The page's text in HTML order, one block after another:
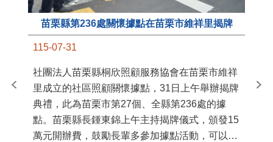
苗栗縣第236處關懷據點在苗栗市維祥里揭牌
115-07-31
社團法人苗栗縣桐欣照顧服務協會在苗栗市維祥
里成立的社區照顧關懷據點，31日上午舉辦揭牌
典禮，此為苗栗市第27個、全縣第236處的據
點。苗栗縣長鍾東錦上午主持揭牌儀式，頒發15
萬元開辦費，鼓勵長輩多參加據點活動，可以更
苗